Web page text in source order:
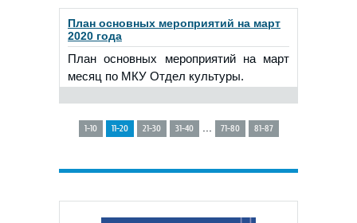
План основных мероприятий на март
2020 года
План основных мероприятий на март
месяц по МКУ Отдел культуры.
1-10 11-20 21-30 31-40 71-80 81-87